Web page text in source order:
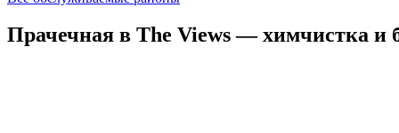
Прачечная в The Views — химчистка и